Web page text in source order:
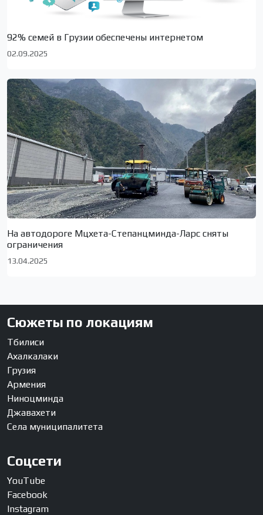
92% семей в Грузии обеспечены интернетом
02.09.2025
На автодороге Мцхета-Степанцминда-Ларс сняты
ограничения
13.04.2025
Сюжеты по локациям
Тбилиси
Ахалкалаки
Грузия
Армения
Ниноцминда
Джавахети
Села муниципалитета
Соцсети
YouTube
Facebook
Instagram